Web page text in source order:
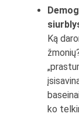
Ką
ko